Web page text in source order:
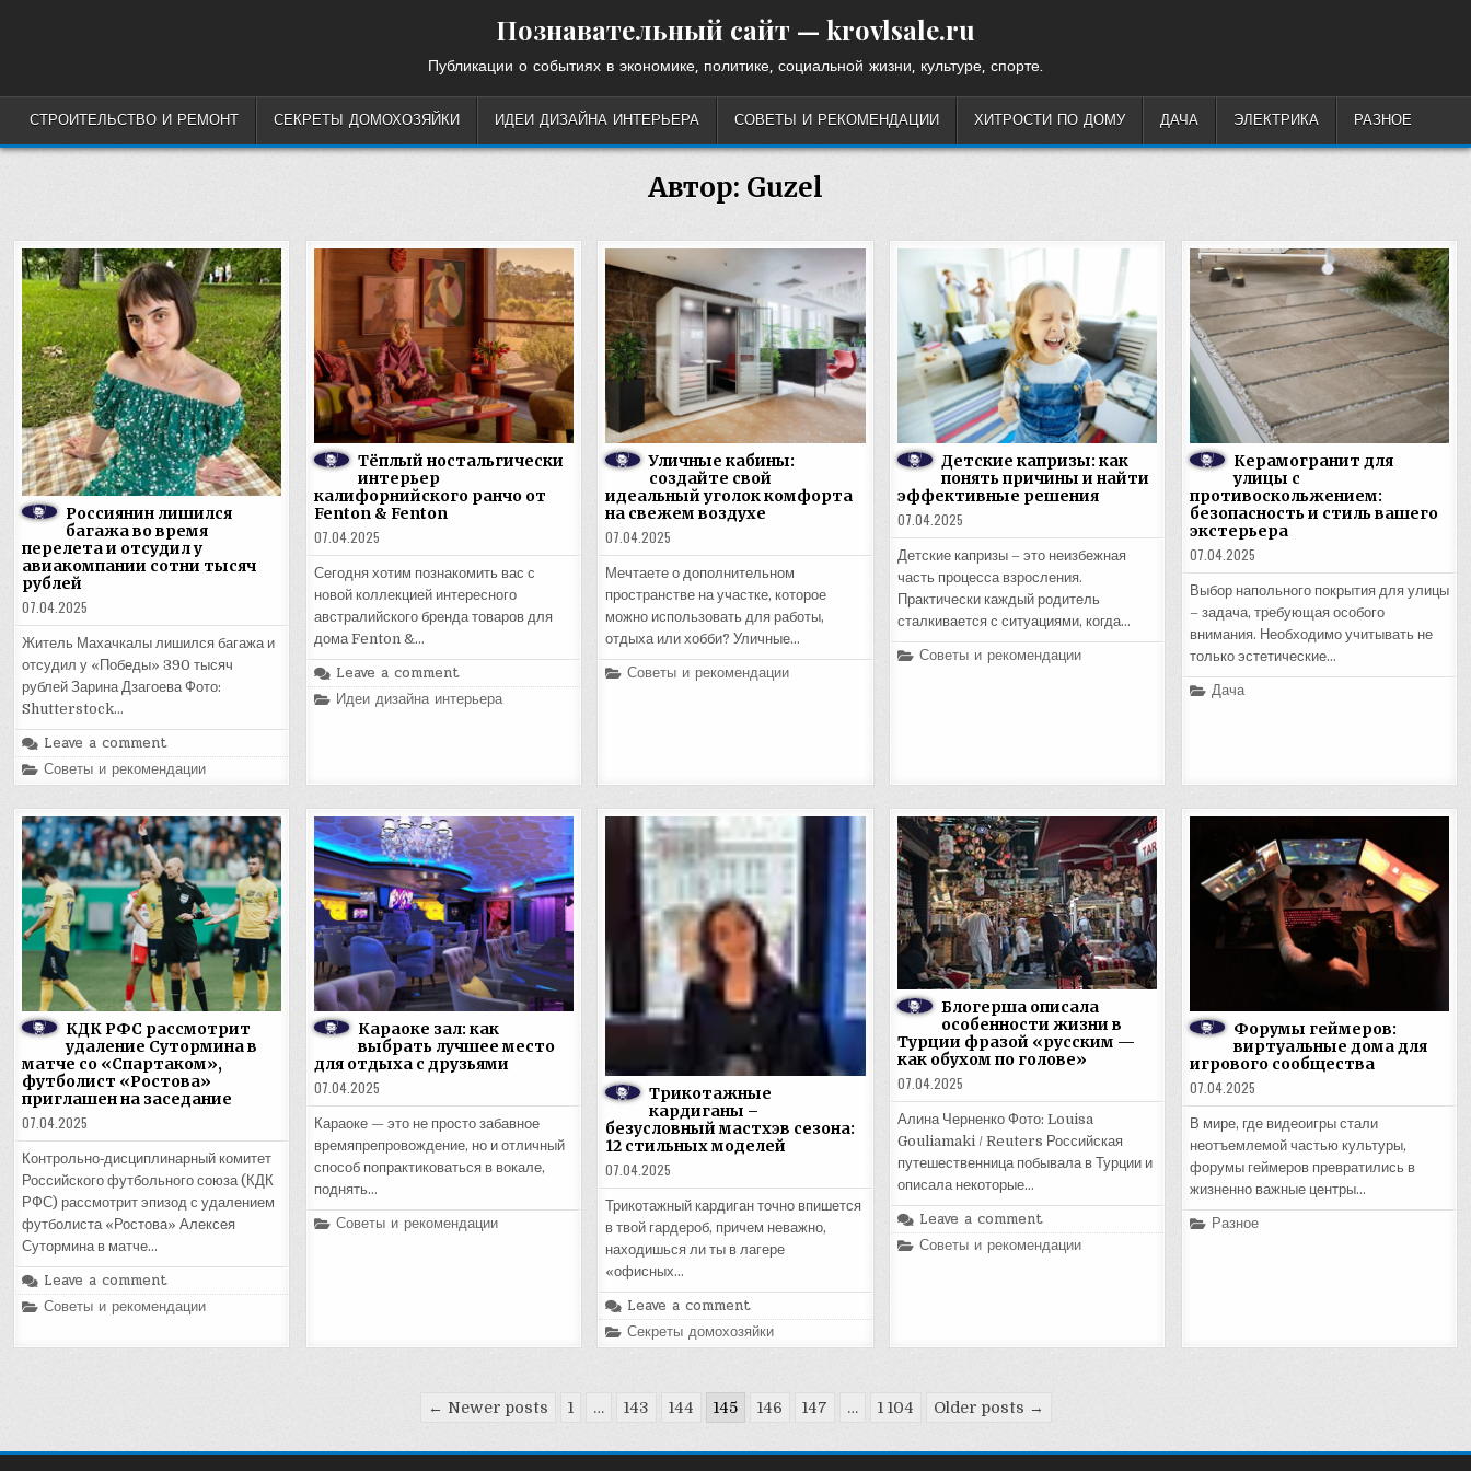
Познавательный сайт — krovlsale.ru
Публикации о событиях в экономике, политике, социальной жизни, культуре, спорте.
СТРОИТЕЛЬСТВО И РЕМОНТ СЕКРЕТЫ ДОМОХОЗЯЙКИ ИДЕИ ДИЗАЙНА ИНТЕРЬЕРА СОВЕТЫ И РЕКОМЕНДАЦИИ ХИТРОСТИ ПО ДОМУ ДАЧА ЭЛЕКТРИКА РАЗНОЕ
Автор: Guzel
Россиянин лишился
багажа во время
перелета и отсудил у
авиакомпании сотни тысяч
рублей
07.04.2025
Житель Махачкалы лишился багажа и
отсудил у «Победы» 390 тысяч
рублей Зарина Дзагоева Фото:
Shutterstock…
Leave a comment
Posted
in
Советы и рекомендации
Тёплый ностальгически
интерьер
калифорнийского ранчо от
Fenton & Fenton
07.04.2025
Сегодня хотим познакомить вас с
новой коллекцией интересного
австралийского бренда товаров для
дома Fenton &…
Leave a comment
Posted
in
Идеи дизайна интерьера
Уличные кабины:
создайте свой
идеальный уголок комфорта
на свежем воздухе
07.04.2025
Мечтаете о дополнительном
пространстве на участке, которое
можно использовать для работы,
отдыха или хобби? Уличные…
Posted
Советы и рекомендации
Детские капризы: как
понять причины и найти
эффективные решения
07.04.2025
Детские капризы – это неизбежная
часть процесса взросления.
Практически каждый родитель
сталкивается с ситуациями, когда…
Posted
Советы и рекомендации
Керамогранит для
улицы с
противоскольжением:
безопасность и стиль вашего
экстерьера
07.04.2025
Выбор напольного покрытия для улицы
– задача, требующая особого
внимания. Необходимо учитывать не
только эстетические…
Posted
in
Дача
КДК РФС рассмотрит
удаление Сутормина в
матче со «Спартаком»,
футболист «Ростова»
приглашен на заседание
07.04.2025
Контрольно‑дисциплинарный комитет
Российского футбольного союза (КДК
РФС) рассмотрит эпизод с удалением
футболиста «Ростова» Алексея
Сутормина в матче…
Leave a comment
Posted
Советы и рекомендации
Караоке зал: как
выбрать лучшее место
для отдыха с друзьями
07.04.2025
Караоке — это не просто забавное
времяпрепровождение, но и отличный
способ попрактиковаться в вокале,
поднять…
Posted
Советы и рекомендации
Трикотажные
кардиганы –
безусловный мастхэв сезона:
12 стильных моделей
07.04.2025
Трикотажный кардиган точно впишется
в твой гардероб, причем неважно,
находишься ли ты в лагере
«офисных…
Leave a comment
Posted
in
Секреты домохозяйки
Блогерша описала
особенности жизни в
Турции фразой «русским —
как обухом по голове»
07.04.2025
Алина Черненко Фото: Louisa
Gouliamaki / Reuters Российская
путешественница побывала в Турции и
описала некоторые…
Leave a comment
Posted
Советы и рекомендации
Форумы геймеров:
виртуальные дома для
игрового сообщества
07.04.2025
В мире, где видеоигры стали
неотъемлемой частью культуры,
форумы геймеров превратились в
жизненно важные центры…
Posted
Разное
← Newer posts 1 … 143 144 145 146 147 … 1 104 Older posts →